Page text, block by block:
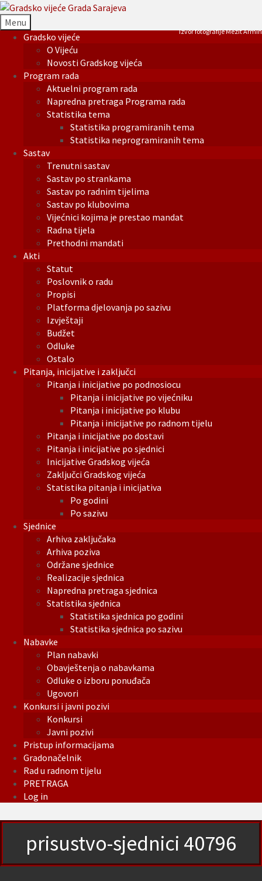
Menu
Gradsko vijeće
O Vijeću
Novosti Gradskog vijeća
Program rada
Aktuelni program rada
Napredna pretraga Programa rada
Statistika tema
Statistika programiranih tema
Statistika neprogramiranih tema
Sastav
Trenutni sastav
Sastav po strankama
Sastav po radnim tijelima
Sastav po klubovima
Vijećnici kojima je prestao mandat
Radna tijela
Prethodni mandati
Akti
Statut
Poslovnik o radu
Propisi
Platforma djelovanja po sazivu
Izvještaji
Budžet
Odluke
Ostalo
Pitanja, inicijative i zaključci
Pitanja i inicijative po podnosiocu
Pitanja i inicijative po vijećniku
Pitanja i inicijative po klubu
Pitanja i inicijative po radnom tijelu
Pitanja i inicijative po dostavi
Pitanja i inicijative po sjednici
Inicijative Gradskog vijeća
Zaključci Gradskog vijeća
Statistika pitanja i inicijativa
Po godini
Po sazivu
Sjednice
Arhiva zaključaka
Arhiva poziva
Održane sjednice
Realizacije sjednica
Napredna pretraga sjednica
Statistika sjednica
Statistika sjednica po godini
Statistika sjednica po sazivu
Nabavke
Plan nabavki
Obavještenja o nabavkama
Odluke o izboru ponuđača
Ugovori
Konkursi i javni pozivi
Konkursi
Javni pozivi
Pristup informacijama
Gradonačelnik
Rad u radnom tijelu
PRETRAGA
Log in
Izvor fotografije Mezit Armin
prisustvo-sjednici 40796